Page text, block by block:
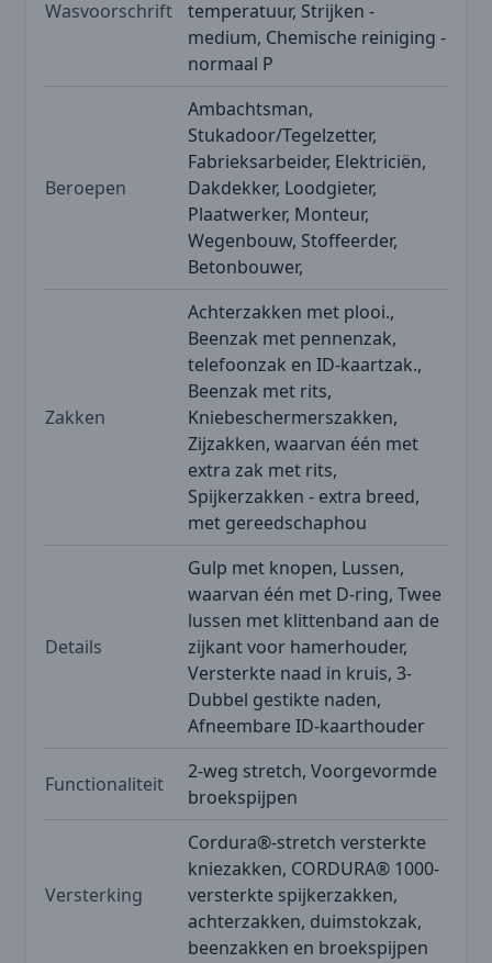
Wasvoorschrift
temperatuur, Strijken -
medium, Chemische reiniging -
normaal P
Beroepen
Ambachtsman,
Stukadoor/Tegelzetter,
Fabrieksarbeider, Elektriciën,
Dakdekker, Loodgieter,
Plaatwerker, Monteur,
Wegenbouw, Stoffeerder,
Betonbouwer,
Zakken
Achterzakken met plooi.,
Beenzak met pennenzak,
telefoonzak en ID-kaartzak.,
Beenzak met rits,
Kniebeschermerszakken,
Zijzakken, waarvan één met
extra zak met rits,
Spijkerzakken - extra breed,
met gereedschaphou
Details
Gulp met knopen, Lussen,
waarvan één met D-ring, Twee
lussen met klittenband aan de
zijkant voor hamerhouder,
Versterkte naad in kruis, 3-
Dubbel gestikte naden,
Afneembare ID-kaarthouder
Functionaliteit
2-weg stretch, Voorgevormde
broekspijpen
Versterking
Cordura®-stretch versterkte
kniezakken, CORDURA® 1000-
versterkte spijkerzakken,
achterzakken, duimstokzak,
beenzakken en broekspijpen